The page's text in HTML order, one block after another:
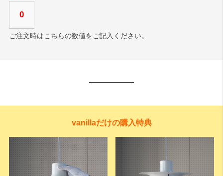
0
ご注文時はこちらの数値をご記入ください。
vanillaだけの購入特典